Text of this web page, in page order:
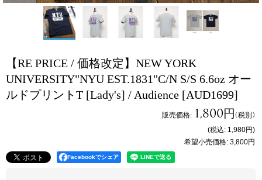
【RE PRICE / 価格改定】NEW YORK
UNIVERSITY"NYU EST.1831"C/N S/S 6.6oz オー
ルドプリントT [Lady's] / Audience [AUD1699]
販売価格: 1,800円(税別)
(税込: 1,980円)
希望小売価格: 3,800円
Facebookでシェア